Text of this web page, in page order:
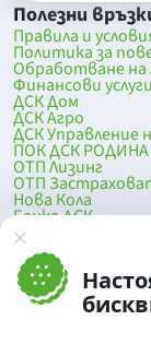
Полезни
Правила и
Политика за
Обработване на
Финансови
ДСК Дом
ДСК Агро
ДСК Управление
ПОК ДСК РОДИНА
ОТП Лизинг
ОТП
Нова Кола
Банка ДСК
DSK Mobile
Оферти за
Клонова мрежа и
До